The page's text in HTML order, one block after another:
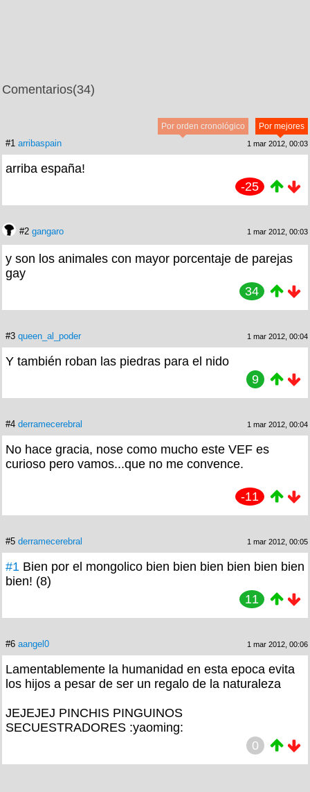
Comentarios(34)
Por mejores
Por orden cronológico
#1 arribaspain 1 mar 2012, 00:03
arriba españa!
-25
#2 gangaro 1 mar 2012, 00:03
y son los animales con mayor porcentaje de parejas
gay
34
#3 queen_al_poder 1 mar 2012, 00:04
Y también roban las piedras para el nido
9
#4 derramecerebral 1 mar 2012, 00:04
No hace gracia, nose como mucho este VEF es
curioso pero vamos...que no me convence.
-11
#5 derramecerebral 1 mar 2012, 00:05
#1 Bien por el mongolico bien bien bien bien bien bien
bien! (8)
11
#6 aangel0 1 mar 2012, 00:06
Lamentablemente la humanidad en esta epoca evita
los hijos a pesar de ser un regalo de la naturaleza
JEJEJEJ PINCHIS PINGUINOS
SECUESTRADORES :yaoming:
0